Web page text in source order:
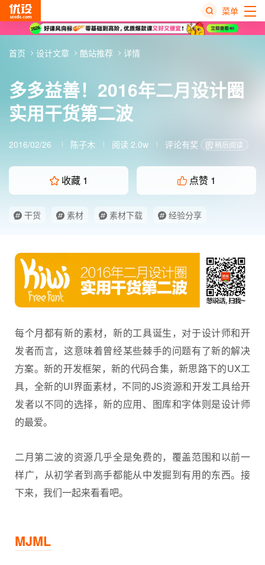
菜单
多多益善！2016年二月设计圈
实用干货第二波
2016/02/26 陈子木 阅读 2.0w 评论有奖 稍后阅读
收藏 1 点赞 1
干货 素材 素材下载
经验分享
首页 设计文章 酷站推荐 详情
每个月都有新的素材，新的工具诞生，对于设计师和开
发者而言，这意味着曾经某些棘手的问题有了新的解决
方案。新的开发框架，新的代码合集，新思路下的UX工
具，全新的UI界面素材，不同的JS资源和开发工具给开
发者以不同的选择，新的应用、图库和字体则是设计师
的最爱。
二月第二波的资源几乎全是免费的，覆盖范围和以前一
样广，从初学者到高手都能从中发掘到有用的东西。接
下来，我们一起来看看吧。
MJML